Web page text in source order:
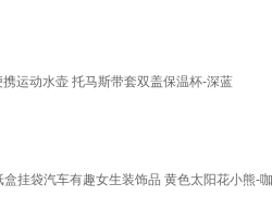
运动水壶 托马斯带套双盖保温杯-深蓝
挂袋汽车有趣女生装饰品 黄色太阳花小熊-